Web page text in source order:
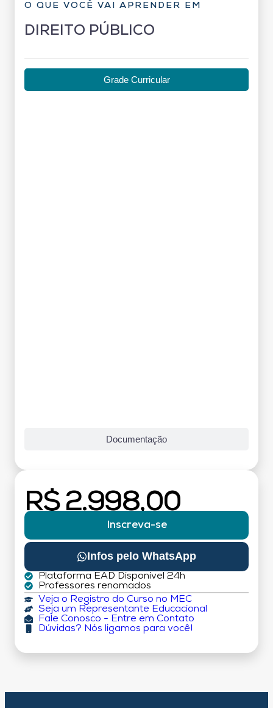
O QUE VOCÊ VAI APRENDER EM
DIREITO PÚBLICO
Grade Curricular
Documentação
R$ 2.998,00
Inscreva-se
Infos pelo WhatsApp
Plataforma EAD Disponível 24h
Professores renomados
Veja o Registro do Curso no MEC
Seja um Representante Educacional
Fale Conosco - Entre em Contato
Dúvidas? Nós ligamos para você!